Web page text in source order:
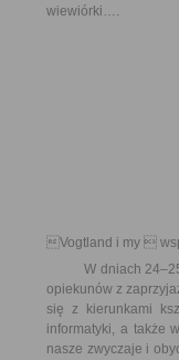
wiewiórki….
Vogtland i my 
W dniach 24–25
opiekunów z
się z kierunkami
informatyki, a także
nasze zwyczaje i